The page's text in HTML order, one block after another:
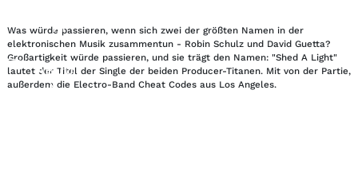
AI
ABOUT
Was würde passieren, wenn sich zwei der größten Namen in der
elektronischen Musik zusammentun - Robin Schulz und David Guetta?
Großartigkeit würde passieren, und sie trägt den Namen: "Shed A Light"
lautet der Titel der Single der beiden Producer-Titanen. Mit von der Partie,
außerdem die Electro-Band Cheat Codes aus Los Angeles.